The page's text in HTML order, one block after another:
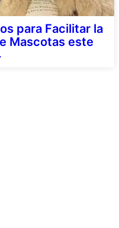
para Facilitar la
Mascotas este